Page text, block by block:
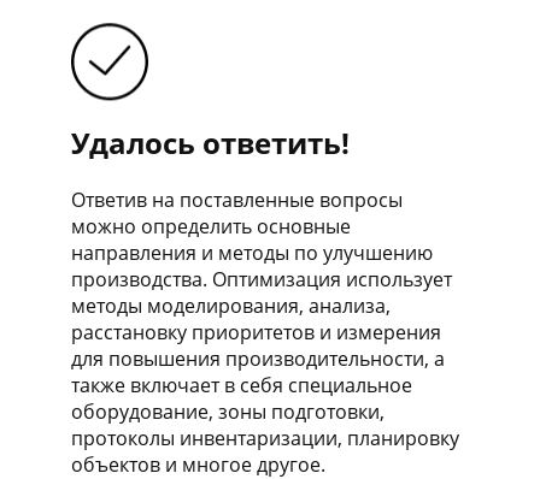
Удалось ответить!
Ответив на поставленные вопросы
можно определить основные
направления и методы по улучшению
производства. Оптимизация использует
методы моделирования, анализа,
расстановку приоритетов и измерения
для повышения производительности, а
также включает в себя специальное
оборудование, зоны подготовки,
протоколы инвентаризации, планировку
объектов и многое другое.